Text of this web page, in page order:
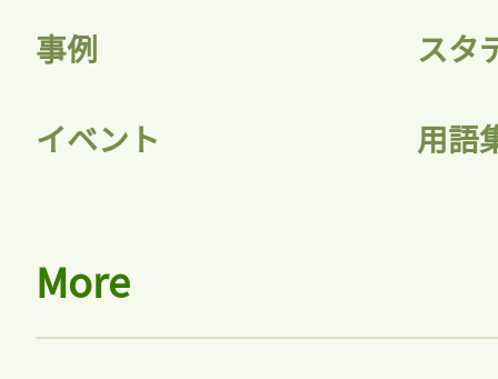
事例 スタ
イベント 用語
More